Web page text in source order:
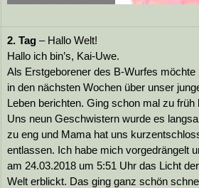
2. Tag – Hallo Welt!
Hallo ich bin’s, Kai-Uwe.
Als Erstgeborener des B-Wurfes möchte
in den nächsten Wochen über unser
Leben berichten. Ging schon mal zu früh
Uns neun Geschwistern wurde es
zu eng und Mama hat uns
entlassen. Ich habe mich vorgedrängelt
am 24.03.2018 um 5:51 Uhr das Licht der
Welt erblickt. Das ging ganz schön